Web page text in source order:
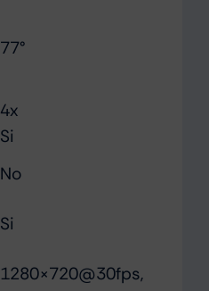
77°
4x
Si
No
Si
1280×720@30fps,